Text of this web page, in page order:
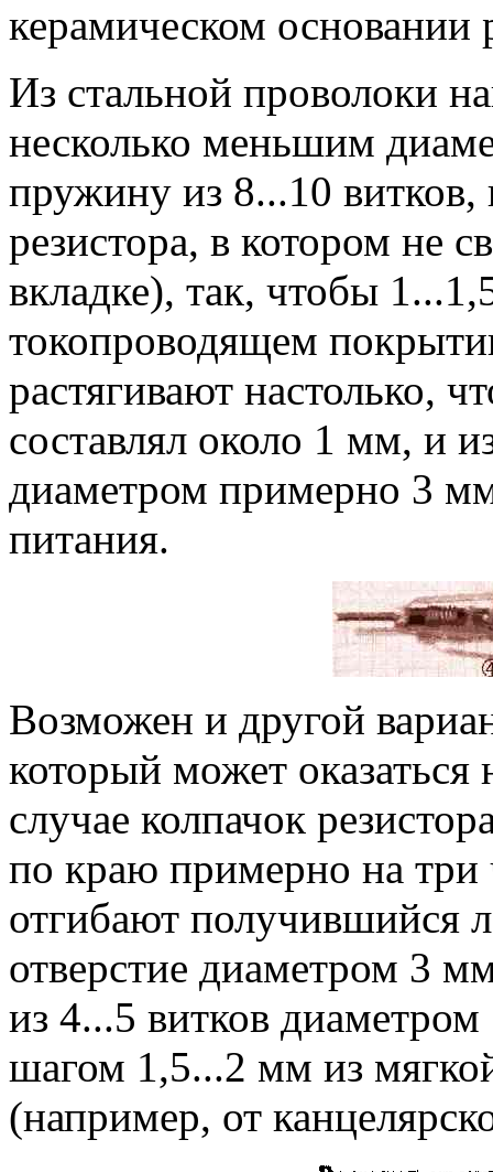
керамическом основании
Из стальной проволоки
несколько меньшим
пружину из 8...10
резистора, в котором не
вкладке), так, чтобы
токопроводящем
растягивают настолько,
составлял около 1 мм, и
диаметром примерно 3
питания.
Возможен и другой
который может
случае колпачок
по краю примерно на три
отгибают получившийся
отверстие диаметром 3
из 4...5 витков
шагом 1,5...2 мм из
(например, от